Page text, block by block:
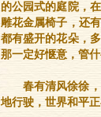
的公园式的庭院，
雕花金属椅子，还
都有盛开的花朵，
那一定好惬意，管
春有清风徐徐
地行驶，世界和平正